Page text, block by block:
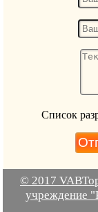
Список
© 2017
учреждение